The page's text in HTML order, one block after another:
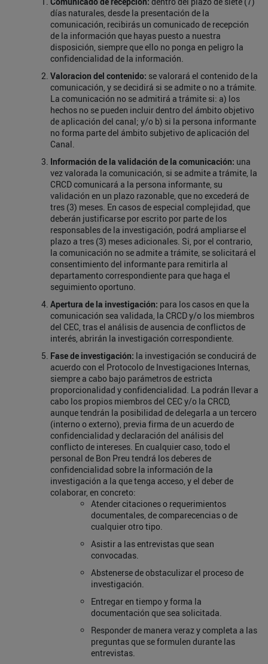
días naturales, desde la presentación de la
comunicación, recibirás un comunicado de recepción
de la información que hayas puesto a nuestra
disposición, siempre que ello no ponga en peligro la
confidencialidad de la información.
Valoracion del contenido: se valorará el contenido de la
comunicación, y se decidirá si se admite o no a trámite.
La comunicación no se admitirá a trámite si: a) los
hechos no se pueden incluir dentro del ámbito objetivo
de aplicación del canal; y/o b) si la persona informante
no forma parte del ámbito subjetivo de aplicación del
Canal.
Información de la validación de la comunicación: una
vez valorada la comunicación, si se admite a trámite, la
CRCD comunicará a la persona informante, su
validación en un plazo razonable, que no excederá de
tres (3) meses. En casos de especial complejidad, que
deberán justificarse por escrito por parte de los
responsables de la investigación, podrá ampliarse el
plazo a tres (3) meses adicionales. Si, por el contrario,
la comunicación no se admite a trámite, se solicitará el
consentimiento del informante para remitirla al
departamento correspondiente para que haga el
seguimiento oportuno.
Apertura de la investigación: para los casos en que la
comunicación sea validada, la CRCD y/o los miembros
del CEC, tras el análisis de ausencia de conflictos de
interés, abrirán la investigación correspondiente.
Fasede investigación: la investigación se conducirá de
acuerdo con el Protocolo de Investigaciones Internas,
siempre a cabo bajo parámetros de estricta
proporcionalidad y confidencialidad. La podrán llevar a
cabo los propios miembros del CEC y/o la CRCD,
aunque tendrán la posibilidad de delegarla a un tercero
(interno o externo), previa firma de un acuerdo de
confidencialidad y declaración del análisis del
conflicto de intereses. En cualquier caso, todo el
personal de Bon Preu tendrá los deberes de
confidencialidad sobre la información de la
investigación a la que tenga acceso, y el deber de
colaborar, en concreto:
Atender citaciones o requerimientos
documentales, de comparecencias o de
cualquier otro tipo.
Asistir a las entrevistas que sean
convocadas.
Abstenerse de obstaculizar el proceso de
investigación.
Entregar en tiempo y forma la
documentación que sea solicitada.
Responder de manera veraz y completa a las
preguntas que se formulen durante las
entrevistas.